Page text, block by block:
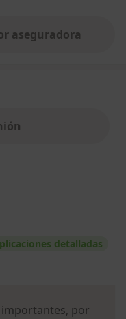
aseguradora
detalladas
por